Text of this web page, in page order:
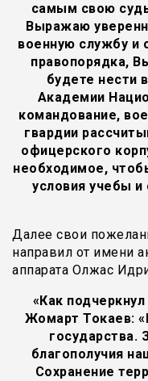
самым свою
Выражаю
военную службу и
правопорядка,
будете нести
Академии
командование,
гвардии
офицерского
необходимое,
условия учебы
Далее свои
направил от имени
аппарата Олжас
«Как
Жомарт Токаев:
государства.
благополучия
Сохранение